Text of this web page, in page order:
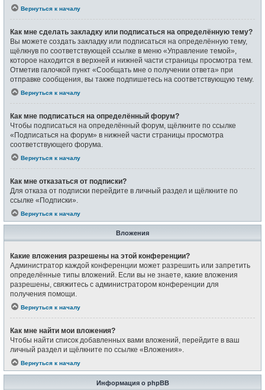
Вернуться к началу
Как мне сделать закладку или подписаться на определённую тему?
Вы можете создать закладку или подписаться на определённую тему,
щёлкнув по соответствующей ссылке в меню «Управление темой»,
которое находится в верхней и нижней части страницы просмотра тем.
Отметив галочкой пункт «Сообщать мне о получении ответа» при
отправке сообщения, вы также подпишетесь на соответствующую тему.
Вернуться к началу
Как мне подписаться на определённый форум?
Чтобы подписаться на определённый форум, щёлкните по ссылке
«Подписаться на форум» в нижней части страницы просмотра
соответствующего форума.
Вернуться к началу
Как мне отказаться от подписки?
Для отказа от подписки перейдите в личный раздел и щёлкните по
ссылке «Подписки».
Вернуться к началу
Вложения
Какие вложения разрешены на этой конференции?
Администратор каждой конференции может разрешить или запретить
определённые типы вложений. Если вы не знаете, какие вложения
разрешены, свяжитесь с администратором конференции для
получения помощи.
Вернуться к началу
Как мне найти мои вложения?
Чтобы найти список добавленных вами вложений, перейдите в ваш
личный раздел и щёлкните по ссылке «Вложения».
Вернуться к началу
Информация о phpBB